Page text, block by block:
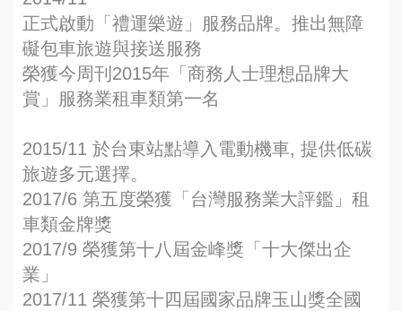
正式啟動「禮運樂遊」服務品牌。推出無障
礙包車旅遊與接送服務
榮獲今周刊2015年「商務人士理想品牌大
賞」服務業租車類第一名
2015/11 於台東站點導入電動機車, 提供低碳
旅遊多元選擇。
2017/6 第五度榮獲「台灣服務業大評鑑」租
車類金牌獎
2017/9 榮獲第十八屆金峰獎「十大傑出企
業」
2017/11 榮獲第十四屆國家品牌玉山獎全國